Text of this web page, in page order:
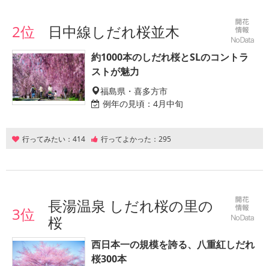
2位 日中線しだれ桜並木
約1000本のしだれ桜とSLのコントラ
ストが魅力
福島県・喜多方市
例年の見頃： 4月中旬
行ってみたい： 414 行ってよかった： 295
3位
長湯温泉 しだれ桜の里の
桜
西日本一の規模を誇る、八重紅しだれ
桜300本